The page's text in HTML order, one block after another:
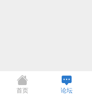
首页 论坛